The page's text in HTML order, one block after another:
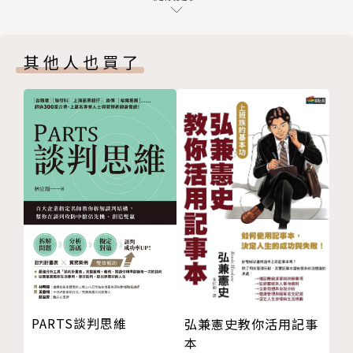
方向，開展大數據發展全域性、戰略性、前瞻性研究和
諮詢，搭建開放式協同創新平台、專業化決策諮詢平
台、網路化成果轉化平台和國際化合作交流平台，奮力
打造具有國內領先水準和較大國際影響力的中國大數據
發展新型高端智庫。
大數據戰略重點實驗室致力於數位文明新秩序的理論研
究，先後推出《塊數據》、《數權法》、《主權區塊
鏈》「數字文明三部曲」。編纂出版的《數典》獲得全
國科學技術名詞審定委員會和聯合國教科文組織國際工
程科技知識中心的認可和推薦。
①大數據成為世界認識貴州的一張新名片
②黨和國家事業大踏步前進的一個縮影
③中國未來最富裕、最有意義的地方
CHAPTER 2 國家試驗．國家大數據戰略的數谷實踐
第1節．以塊數據為核心的理論創新
①塊數據：大數據時代真正到來的標誌
②數權法：破解大數據法律挑戰的法理重器
③主權區塊鏈：互聯網全球治理的解決方案
第2節．以地方立法為引領的制度創新
①大數據地方立法的探索實踐
②大數據創新發展的政策保障
③大數據統籌推進的機制創新
第3節．以標準制定為主導的規則創新
其他人也買了
PARTS談判思維
弘兼憲史教你活用記事
本